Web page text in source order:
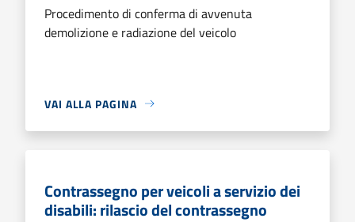
Procedimento di conferma di avvenuta
demolizione e radiazione del veicolo
VAI ALLA PAGINA
Contrassegno per veicoli a servizio dei
disabili: rilascio del contrassegno